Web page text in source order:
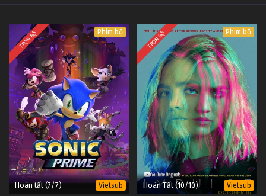
TRỌN BỘ Phim bộ
Hoàn tất (7/7) Vietsub
TRỌN BỘ Phim bộ
Hoàn Tất (10/10) Vietsub